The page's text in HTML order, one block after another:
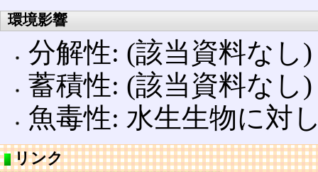
環境影響
分解性: (該当資料なし)
蓄積性: (該当資料なし)
魚毒性: 水生生物に対
リンク